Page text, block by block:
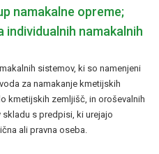
namakalne opreme;
namakalnih
sistemov, ki so namenjeni
za namakanje kmetijskih
kmetijskih zemljišč, in oroševalnih
s predpisi, ki urejajo
ali pravna oseba.